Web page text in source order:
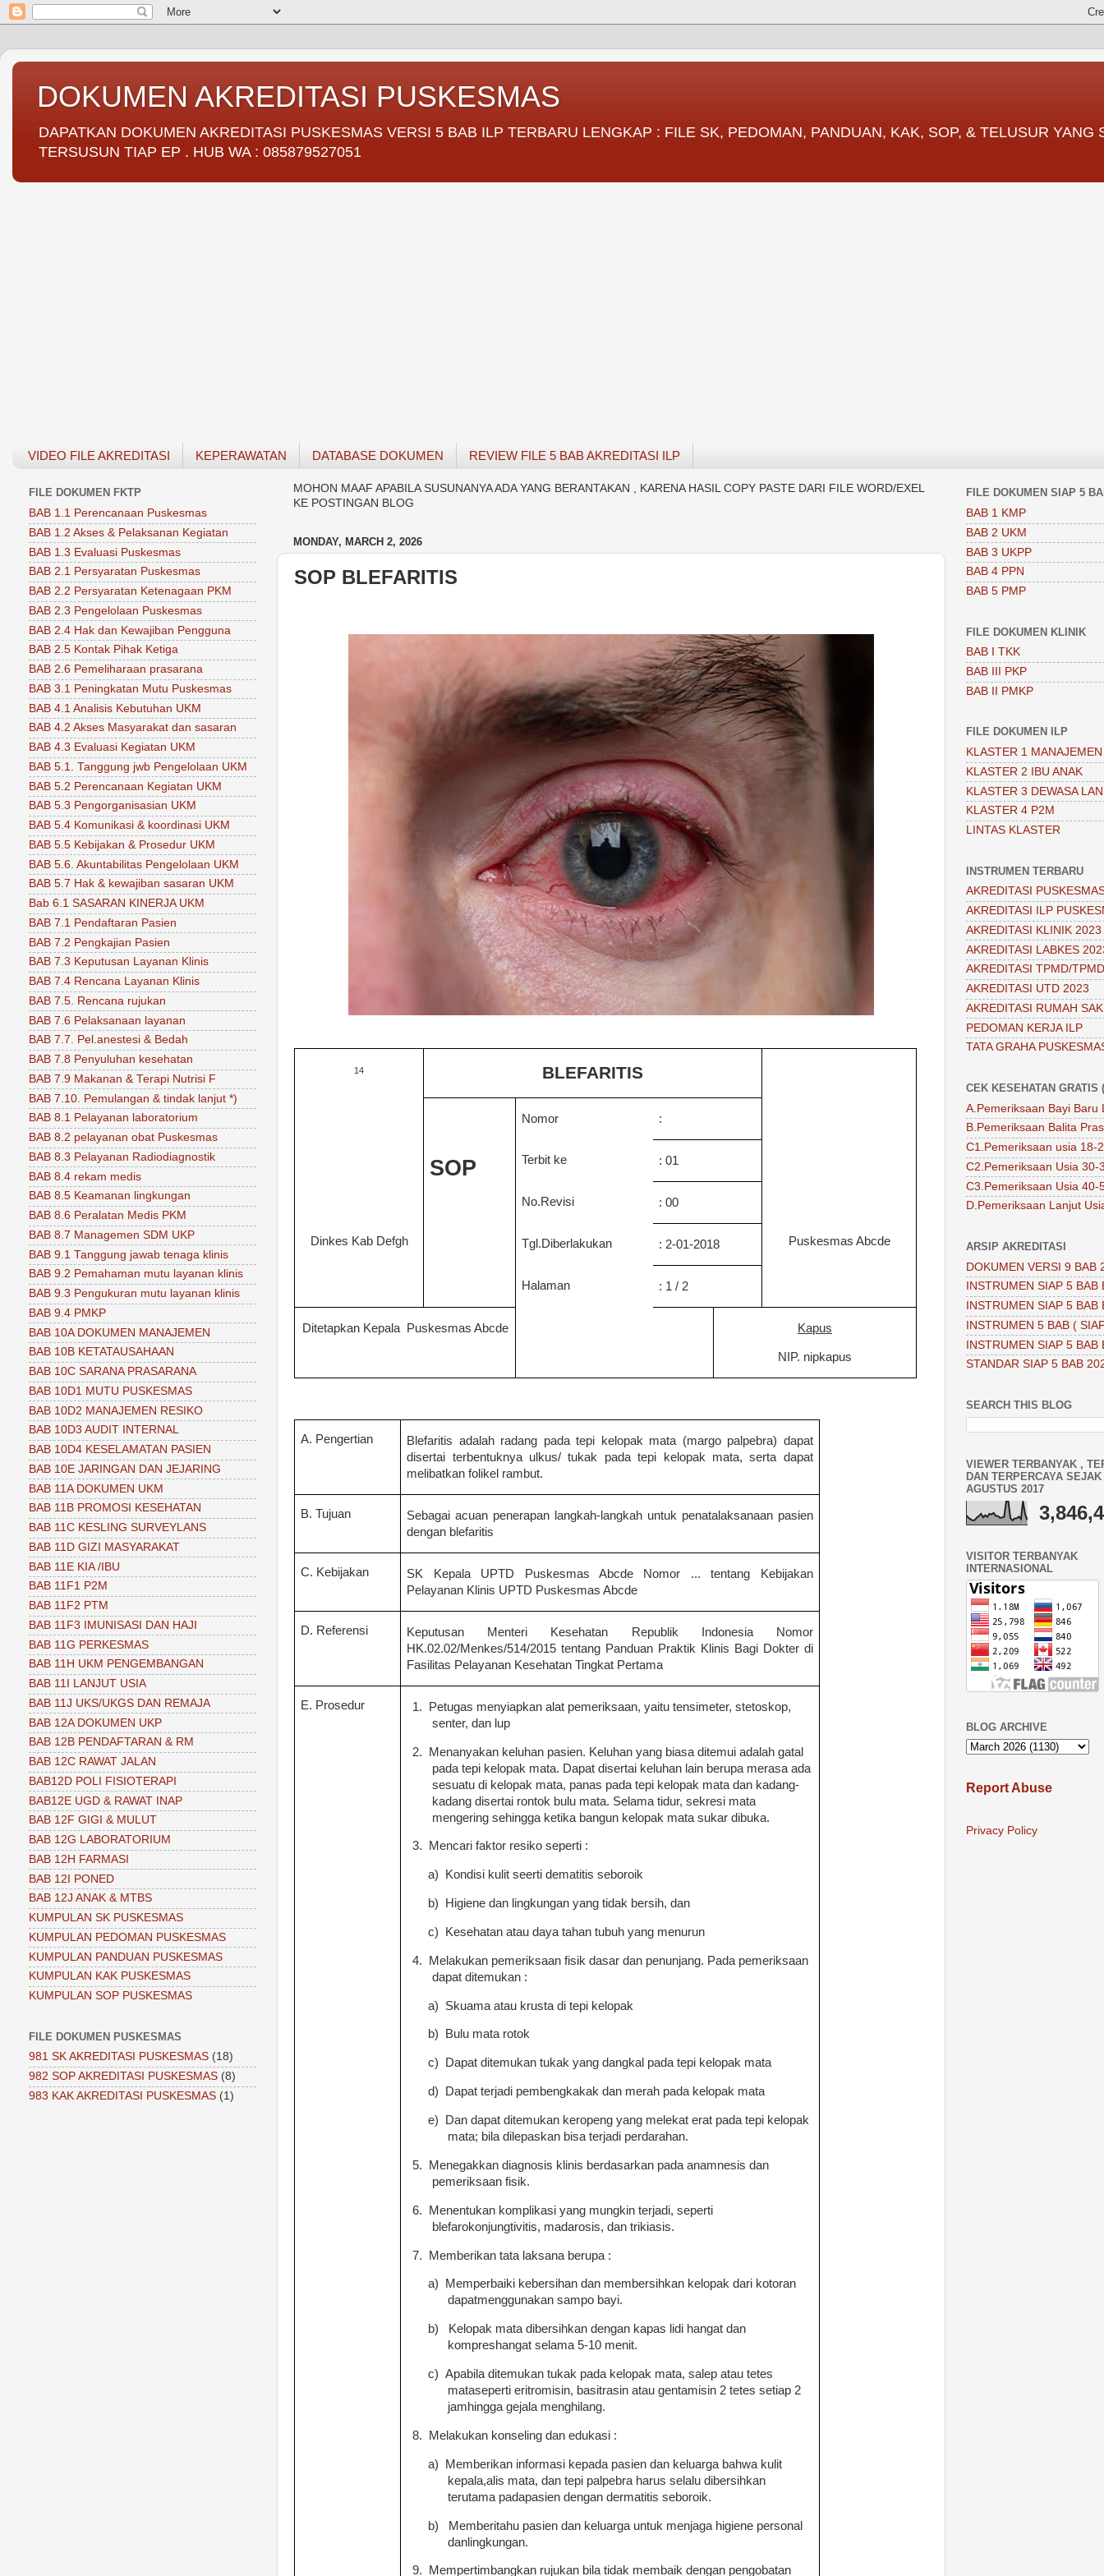
DOKUMEN AKREDITASI PUSKESMAS
DAPATKAN DOKUMEN AKREDITASI PUSKESMAS VERSI 5 BAB ILP TERBARU LENGKAP : FILE SK, PEDOMAN, PANDUAN, KAK, SOP, & TELUSUR YANG
TERSUSUN TIAP EP . HUB WA : 085879527051
VIDEO FILE AKREDITASI KEPERAWATAN DATABASE DOKUMEN REVIEW FILE 5 BAB AKREDITASI ILP
MOHON MAAF APABILA SUSUNANYA ADA YANG BERANTAKAN , KARENA HASIL COPY PASTE DARI FILE WORD/EXEL
KE POSTINGAN BLOG
MONDAY, MARCH 2, 2026
SOP BLEFARITIS
14
Dinkes Kab Defgh
BLEFARITIS
Puskesmas Abcde
SOP
Nomor :
Terbit ke : 01
No.Revisi : 00
Tgl.Diberlakukan : 2-01-2018
Halaman : 1 / 2
Ditetapkan Kepala Puskesmas Abcde Kapus
NIP. nipkapus
A. Pengertian
Blefaritis adalah radang pada tepi kelopak mata (margo palpebra) dapat
disertai terbentuknya ulkus/ tukak pada tepi kelopak mata, serta dapat
melibatkan folikel rambut.
B. Tujuan Sebagai acuan penerapan langkah-langkah untuk penatalaksanaanpasien
dengan blefaritis
C. Kebijakan
SK Kepala UPTD Puskesmas Abcde Nomor ... tentang Kebijakan
Pelayanan Klinis UPTD Puskesmas Abcde
D. Referensi
Keputusan Menteri Kesehatan Republik Indonesia Nomor
HK.02.02/Menkes/514/2015 tentang Panduan Praktik Klinis Bagi Dokter di
Fasilitas Pelayanan Kesehatan Tingkat Pertama
E. Prosedur 1.
Petugas menyiapkan alat pemeriksaan, yaitu tensimeter, stetoskop,
senter, dan lup
2.
Menanyakan keluhan pasien. Keluhan yang biasa ditemui adalah gatal
pada tepi kelopak mata. Dapat disertai keluhan lain berupa merasa ada
sesuatu di kelopak mata, panas pada tepi kelopak mata dan kadang-
kadang disertai rontok bulu mata. Selama tidur, sekresi mata
mengering sehingga ketika bangun kelopak mata sukar dibuka.
3. Mencari faktor resiko seperti :
a) Kondisi kulit seerti dematitis seboroik
b) Higiene dan lingkungan yang tidak bersih, dan
c) Kesehatan atau daya tahan tubuh yang menurun
4.
Melakukan pemeriksaan fisik dasar dan penunjang. Pada pemeriksaan
dapat ditemukan :
a) Skuama atau krusta di tepi kelopak
b) Bulu mata rotok
c) Dapat ditemukan tukak yang dangkal pada tepi kelopak mata
d) Dapat terjadi pembengkakak dan merah pada kelopak mata
e)
Dan dapat ditemukan keropeng yang melekat erat pada tepi kelopak
mata; bila dilepaskan bisa terjadi perdarahan.
5.
Menegakkan diagnosis klinis berdasarkan pada anamnesis dan
pemeriksaan fisik.
6.
Menentukan komplikasi yang mungkin terjadi, seperti
blefarokonjungtivitis, madarosis, dan trikiasis.
7. Memberikan tata laksana berupa :
a)
Memperbaiki kebersihan dan membersihkan kelopak dari kotoran
dapatmenggunakan sampo bayi.
b)
Kelopak mata dibersihkan dengan kapas lidi hangat dan
kompreshangat selama 5-10 menit.
c) Apabila ditemukan tukak pada kelopak mata, salep atau tetes
mataseperti eritromisin, basitrasin atau gentamisin 2 tetes setiap 2
jamhingga gejala menghilang.
8. Melakukan konseling dan edukasi :
a)
Memberikan informasi kepada pasien dan keluarga bahwa kulit
kepala,alis mata, dan tepi palpebra harus selalu dibersihkan
terutama padapasien dengan dermatitis seboroik.
b)
Memberitahu pasien dan keluarga untuk menjaga higiene personal
danlingkungan.
9.
Mempertimbangkan rujukan bila tidak membaik dengan pengobatan
FILE DOKUMEN FKTP
BAB 1.1 Perencanaan Puskesmas
BAB 1.2 Akses & Pelaksanan Kegiatan
BAB 1.3 Evaluasi Puskesmas
BAB 2.1 Persyaratan Puskesmas
BAB 2.2 Persyaratan Ketenagaan PKM
BAB 2.3 Pengelolaan Puskesmas
BAB 2.4 Hak dan Kewajiban Pengguna
BAB 2.5 Kontak Pihak Ketiga
BAB 2.6 Pemeliharaan prasarana
BAB 3.1 Peningkatan Mutu Puskesmas
BAB 4.1 Analisis Kebutuhan UKM
BAB 4.2 Akses Masyarakat dan sasaran
BAB 4.3 Evaluasi Kegiatan UKM
BAB 5.1. Tanggung jwb Pengelolaan UKM
BAB 5.2 Perencanaan Kegiatan UKM
BAB 5.3 Pengorganisasian UKM
BAB 5.4 Komunikasi & koordinasi UKM
BAB 5.5 Kebijakan & Prosedur UKM
BAB 5.6. Akuntabilitas Pengelolaan UKM
BAB 5.7 Hak & kewajiban sasaran UKM
Bab 6.1 SASARAN KINERJA UKM
BAB 7.1 Pendaftaran Pasien
BAB 7.2 Pengkajian Pasien
BAB 7.3 Keputusan Layanan Klinis
BAB 7.4 Rencana Layanan Klinis
BAB 7.5. Rencana rujukan
BAB 7.6 Pelaksanaan layanan
BAB 7.7. Pel.anestesi & Bedah
BAB 7.8 Penyuluhan kesehatan
BAB 7.9 Makanan & Terapi Nutrisi F
BAB 7.10. Pemulangan & tindak lanjut *)
BAB 8.1 Pelayanan laboratorium
BAB 8.2 pelayanan obat Puskesmas
BAB 8.3 Pelayanan Radiodiagnostik
BAB 8.4 rekam medis
BAB 8.5 Keamanan lingkungan
BAB 8.6 Peralatan Medis PKM
BAB 8.7 Managemen SDM UKP
BAB 9.1 Tanggung jawab tenaga klinis
BAB 9.2 Pemahaman mutu layanan klinis
BAB 9.3 Pengukuran mutu layanan klinis
BAB 9.4 PMKP
BAB 10A DOKUMEN MANAJEMEN
BAB 10B KETATAUSAHAAN
BAB 10C SARANA PRASARANA
BAB 10D1 MUTU PUSKESMAS
BAB 10D2 MANAJEMEN RESIKO
BAB 10D3 AUDIT INTERNAL
BAB 10D4 KESELAMATAN PASIEN
BAB 10E JARINGAN DAN JEJARING
BAB 11A DOKUMEN UKM
BAB 11B PROMOSI KESEHATAN
BAB 11C KESLING SURVEYLANS
BAB 11D GIZI MASYARAKAT
BAB 11E KIA /IBU
BAB 11F1 P2M
BAB 11F2 PTM
BAB 11F3 IMUNISASI DAN HAJI
BAB 11G PERKESMAS
BAB 11H UKM PENGEMBANGAN
BAB 11I LANJUT USIA
BAB 11J UKS/UKGS DAN REMAJA
BAB 12A DOKUMEN UKP
BAB 12B PENDAFTARAN & RM
BAB 12C RAWAT JALAN
BAB12D POLI FISIOTERAPI
BAB12E UGD & RAWAT INAP
BAB 12F GIGI & MULUT
BAB 12G LABORATORIUM
BAB 12H FARMASI
BAB 12I PONED
BAB 12J ANAK & MTBS
KUMPULAN SK PUSKESMAS
KUMPULAN PEDOMAN PUSKESMAS
KUMPULAN PANDUAN PUSKESMAS
KUMPULAN KAK PUSKESMAS
KUMPULAN SOP PUSKESMAS
FILE DOKUMEN PUSKESMAS
981 SK AKREDITASI PUSKESMAS (18)
982 SOP AKREDITASI PUSKESMAS (8)
983 KAK AKREDITASI PUSKESMAS (1)
FILE DOKUMEN SIAP 5
BAB 1 KMP
BAB 2 UKM
BAB 3 UKPP
BAB 4 PPN
BAB 5 PMP
FILE DOKUMEN KLINIK
BAB I TKK
BAB III PKP
BAB II PMKP
FILE DOKUMEN ILP
KLASTER 1 MANAJEMEN
KLASTER 2 IBU ANAK
KLASTER 3 DEWASA
KLASTER 4 P2M
LINTAS KLASTER
INSTRUMEN TERBARU
AKREDITASI
AKREDITASI ILP
AKREDITASI KLINIK 2023
AKREDITASI LABKES
AKREDITASI TPMD/
AKREDITASI UTD 2023
AKREDITASI RUMAH
PEDOMAN KERJA ILP
TATA GRAHA
CEK KESEHATAN GRATIS
A.Pemeriksaan Bayi Baru
B.Pemeriksaan Balita
C1.Pemeriksaan usia 18-
C2.Pemeriksaan Usia 30-
C3.Pemeriksaan Usia 40-
D.Pemeriksaan Lanjut
ARSIP AKREDITASI
DOKUMEN VERSI 9 BAB
INSTRUMEN SIAP 5 BAB
INSTRUMEN SIAP 5 BAB
INSTRUMEN 5 BAB (
INSTRUMEN SIAP 5 BAB
STANDAR SIAP 5 BAB
SEARCH THIS BLOG
VIEWER TERBANYAK ,
DAN TERPERCAYA SEJAK
AGUSTUS 2017
VISITOR TERBANYAK
INTERNASIONAL
BLOG ARCHIVE
Report Abuse
Privacy Policy